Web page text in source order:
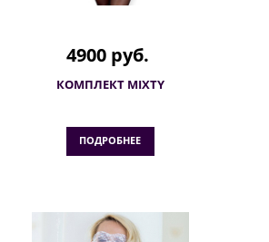
4900 руб.
КОМПЛЕКТ MIXTY
ПОДРОБНЕЕ